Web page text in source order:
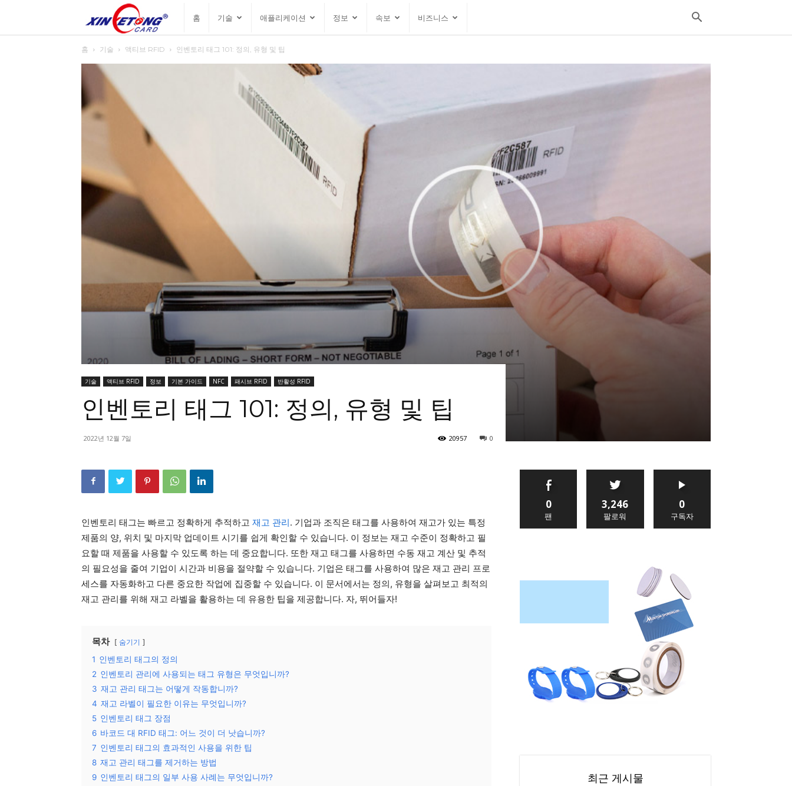
예
그
홈 기술 애플리케이션 정보 속보 비즈니스
홈 기술 액티브 RFID 인벤토리 태그 101: 정의, 유형 및 팁
기술 액티브 RFID 정보 기본 가이드 NFC 패시브 RFID 반활성 RFID
인벤토리 태그 101: 정의, 유형 및 팁
2022년 12월 7일 0
20957
인벤토리 태그는 빠르고 정확하게 추적하고 재고 관리. 기업과 조직은 태그를 사용하여 재고가 있는 특정
제품의 양, 위치 및 마지막 업데이트 시기를 쉽게 확인할 수 있습니다. 이 정보는 재고 수준이 정확하고 필
요할 때 제품을 사용할 수 있도록 하는 데 중요합니다. 또한 재고 태그를 사용하면 수동 재고 계산 및 추적
의 필요성을 줄여 기업이 시간과 비용을 절약할 수 있습니다. 기업은 태그를 사용하여 많은 재고 관리 프로
세스를 자동화하고 다른 중요한 작업에 집중할 수 있습니다. 이 문서에서는 정의, 유형을 살펴보고 최적의
재고 관리를 위해 재고 라벨을 활용하는 데 유용한 팁을 제공합니다. 자, 뛰어들자!
목차 숨기기
1 인벤토리 태그의 정의
2 인벤토리 관리에 사용되는 태그 유형은 무엇입니까?
3 재고 관리 태그는 어떻게 작동합니까?
4 재고 라벨이 필요한 이유는 무엇입니까?
5 인벤토리 태그 장점
6 바코드 대 RFID 태그: 어느 것이 더 낫습니까?
7 인벤토리 태그의 효과적인 사용을 위한 팁
8 재고 관리 태그를 제거하는 방법
9 인벤토리 태그의 일부 사용 사례는 무엇입니까?
0
팬
3,246
팔로워
0
구독자
최근 게시물